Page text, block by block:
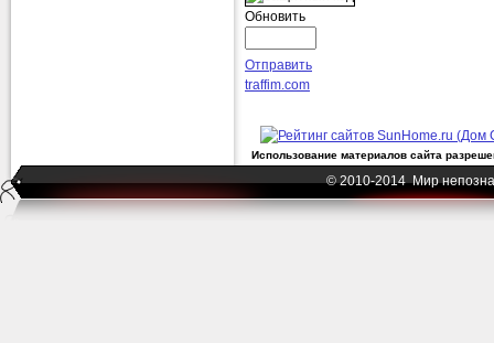
Обновить
Отправить
traffim.com
Использование материалов сайта
© 2010-2014 Мир